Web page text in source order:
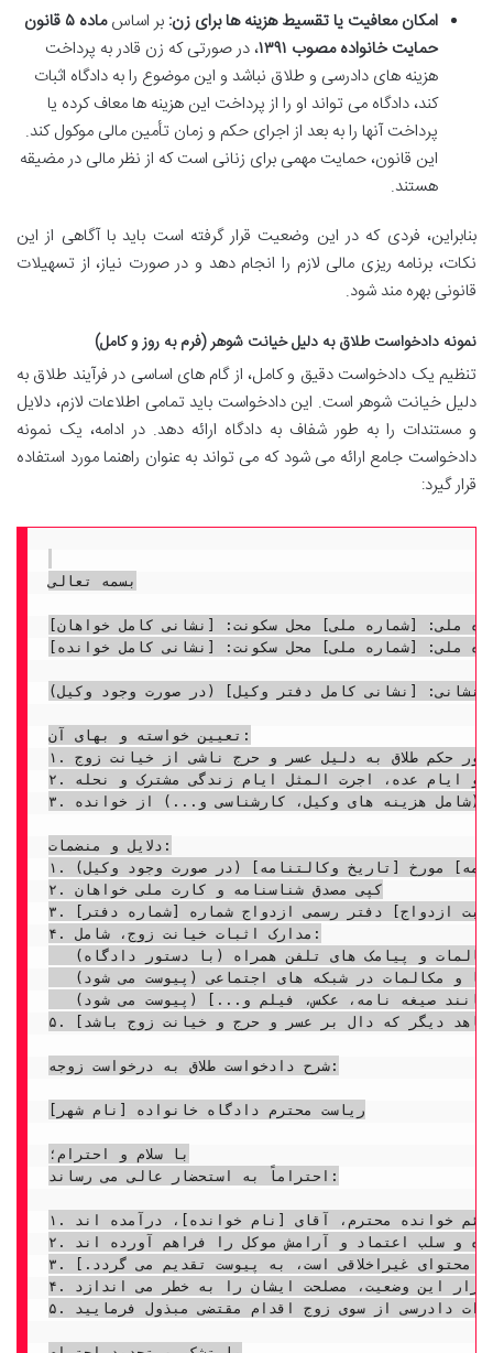
امکان معافیت یا تقسیط هزینه ها برای زن: بر اساس
ماده ۵ قانون
حمایت خانواده مصوب ۱۳۹۱
، در صورتی که زن قادر به پرداخت
هزینه های دادرسی و طلاق نباشد و این موضوع را به دادگاه اثبات
کند، دادگاه می تواند او را از پرداخت این هزینه ها معاف کرده یا
پرداخت آنها را به بعد از اجرای حکم و زمان تأمین مالی موکول کند.
این قانون، حمایت مهمی برای زنانی است که از نظر مالی در مضیقه
هستند.
بنابراین، فردی که در این وضعیت قرار گرفته است باید با آگاهی از این
نکات، برنامه ریزی مالی لازم را انجام دهد و در صورت نیاز، از تسهیلات
قانونی بهره مند شود.
نمونه دادخواست طلاق به دلیل خیانت شوهر (فرم به روز و کامل)
تنظیم یک دادخواست دقیق و کامل، از گام های اساسی در فرآیند طلاق به
دلیل خیانت شوهر است. این دادخواست باید تمامی اطلاعات لازم، دلایل
و مستندات را به طور شفاف به دادگاه ارائه دهد. در ادامه، یک نمونه
دادخواست جامع ارائه می شود که می تواند به عنوان راهنما مورد استفاده
قرار گیرد:
بسمه تعالی
ملی: [شماره ملی] محل سکونت: [نشانی کامل خواهان]
ملی: [شماره ملی] محل سکونت: [نشانی کامل خوانده]
نشانی: [نشانی کامل دفتر وکیل] (در صورت وجود وکیل)
تعیین خواسته و بهای آن:
۱. صدور حکم طلاق به دلیل عسر و حرج ناشی از خیانت زوج.
۲. مطالبه کلیه حقوق مالی زوجه شامل مهریه، نفقه ایام گذشته و ایام عده، اجرت المثل ایام زندگی مشترک و نحله.
۳. مطالبه خسارات دادرسی (شامل هزینه های وکیل، کارشناسی و...) از خوانده.
دلایل و منضمات:
۱. وکالتنامه به شماره [شماره وکالتنامه] مورخ [تاریخ وکالتنامه] (در صورت وجود وکیل)
۲. کپی مصدق شناسنامه و کارت ملی خواهان
۳. کپی مصدق سند ازدواج شماره [شماره سند ازدواج] تاریخ [تاریخ ثبت ازدواج] دفتر رسمی ازدواج شماره [شماره دفتر]
۴. مدارک اثبات خیانت زوج، شامل:
۵. [هرگونه مدرک یا شاهد دیگر که دال بر عسر و حرج و خیانت زوج باشد]
شرح دادخواست طلاق به درخواست زوجه:
ریاست محترم دادگاه خانواده [نام شهر]
با سلام و احترام؛
احتراماً به استحضار عالی می رساند:
۱. موکل اینجانب، خانم [نام خواهان]، به موجب سند ازدواج شماره [شماره سند ازدواج] مورخ [تاریخ ثبت ازدواج] به عقد دائم خوانده محترم، آقای [نام خوانده]، درآمده اند.
۲. متاسفانه، طی ماه های اخیر/سال های اخیر [مدت زمان مورد نظر]، خوانده محترم با ارتکاب عمل [ذکر نوع خیانت مانند: روابط نامشروع، ازدواج مجدد بدون اذن، ارتباطات خارج از عرف و...]، موجبات تزلزل بنیاد خانواده و سلب اعتماد و آرامش موکل را فراهم آورده اند.
۳. مدارک و مستندات پیوست این دادخواست، به وضوح حکایت از خیانت و نقض پیمان زناشویی از سوی زوج دارد. [توضیح مختصر در مورد نوع مدارک مثلا: پرینت مکالمات تلفنی و اسکرین شات از گفتگوهای ایشان در شبکه اجتماعی واتس اپ با فردی دیگر که حاوی محتوای غیراخلاقی است، به پیوست تقدیم می گردد.]
۴. این رفتار خوانده، موجب ایجاد کراهت شدید و عسر و حرج غیرقابل تحمل برای موکل گردیده است؛ به طوری که ادامه زندگی مشترک برای ایشان غیرممکن شده و سلامت روحی و روانی وی به شدت در معرض خطر قرار گرفته است. تحمل این شرایط فراتر از توان موکل است و استمرار این وضعیت، مصلحت ایشان را به خطر می اندازد.
۵. لذا با عنایت به موارد معروضه و عسر و حرج ایجاد شده برای موکل به دلیل خیانت زوج و اصرار ایشان بر طلاق، از محضر محترم دادگاه استدعا دارد ضمن رسیدگی و احراز صحت دلایل ارائه شده، حکم بر صدور طلاق موکل از خوانده صادر و نسبت به تعیین و پرداخت کلیه حقوق مالی ایشان از جمله مهریه، نفقه ایام گذشته و ایام عده، اجرت المثل و نحله و نیز خسارات دادرسی از سوی زوج اقدام مقتضی مبذول فرمایید.